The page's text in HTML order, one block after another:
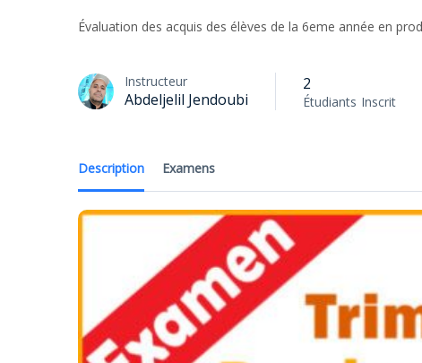
Évaluation des acquis des élèves de la 6eme année en
Instructeur
Abdeljelil Jendoubi
2
Étudiants Inscrit
Description Examens